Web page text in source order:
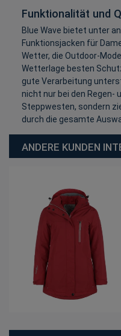
Funktionalität und
Blue Wave bietet unter
Funktionsjacken für
Wetter, die Outdoor-
Wetterlage besten
gute Verarbeitung
nicht nur bei den Regen-
Steppwesten, sondern
durch die gesamte
ANDERE KUNDEN